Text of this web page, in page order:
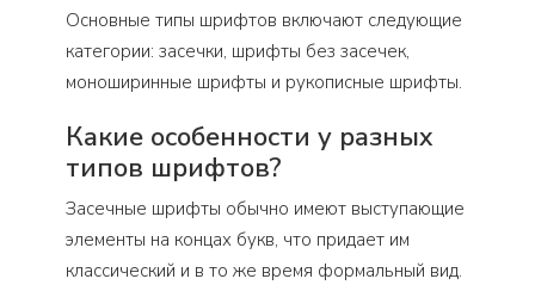
Основные типы шрифтов включают следующие
категории: засечки, шрифты без засечек,
моноширинные шрифты и рукописные шрифты.
Какие особенности у разных
типов шрифтов?
Засечные шрифты обычно имеют выступающие
элементы на концах букв, что придает им
классический и в то же время формальный вид.